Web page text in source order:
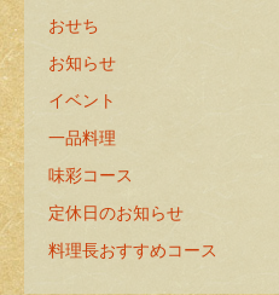
おせち
お知らせ
イベント
一品料理
味彩コース
定休日のお知らせ
料理長おすすめコース